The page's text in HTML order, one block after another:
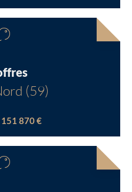
(59)
870 €